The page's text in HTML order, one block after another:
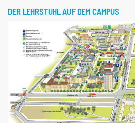
DER LEHRSTUHL AUF DEM CAMPUS